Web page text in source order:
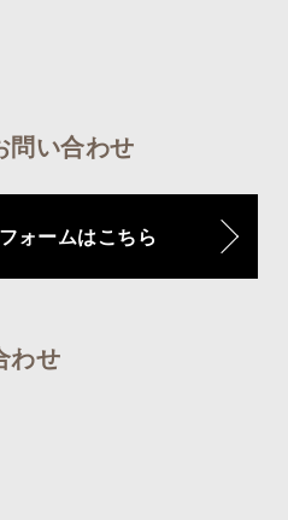
問い合わせ
ォームはこちら
わせ